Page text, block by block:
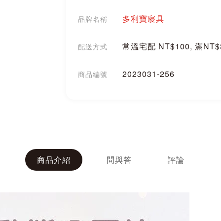
品牌名稱 多利寶寢具
配送方式 常溫宅配 NT$100, 滿
商品編號 2023031-256
商品介紹 問與答 評論